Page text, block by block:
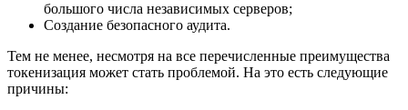
большого числа независимых серверов;
Создание безопасного аудита.
Тем не менее, несмотря на все перечисленные преимущества
токенизация может стать проблемой. На это есть следующие
причины: